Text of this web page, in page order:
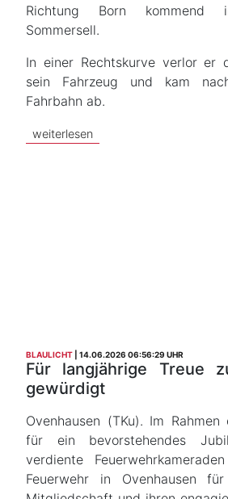
Richtung Born kommend
Sommersell.
In einer Rechtskurve verlor er
sein Fahrzeug und kam
Fahrbahn ab.
weiterlesen
BLAULICHT 14.06.2026 06:56:29 UHR
Für langjährige Treue
gewürdigt
Ovenhausen (TKu). Im Rahmen
für ein bevorstehendes
verdiente
Feuerwehr in Ovenhausen